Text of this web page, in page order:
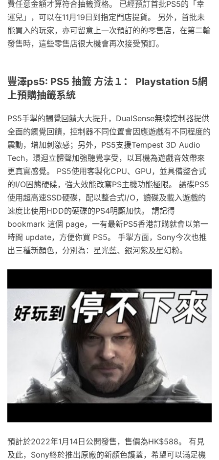
費任意金額才算符合抽籤資格。 已經預訂首批PS5的「幸
運兒」，可以在11月19日到指定門店提貨。 另外，首批未
能買入的玩家，亦可留意上一次預訂的的零售店，在第二輪
發售時，這些零售店很大機會再次接受預訂。
豐澤ps5: PS5 抽籤 方法１： Playstation 5網
上預購抽籤系統
PS5手掣的觸覺回饋大大提升，DualSense無線控制器提供
全面的觸覺回饋，控制器不同位置會因應遊戲有不同程度的
震動，增加刺激感；另外，PS5支援Tempest 3D Audio
Tech，環迴立體聲加強聽覺享受，以耳機為遊戲音效帶來
更真實感覺。 PS5使用客製化CPU、GPU，並具備整合式
的I/O固態硬碟，強大效能改寫PS主機功能極限。 讀碟PS5
使用超高速SSD硬碟，配以整合式I/O，讀碟及載入遊戲的
速度比使用HDD的硬碟的PS4明顯加快。 請記得
bookmark 這個 page，一有最新PS5香港訂購就會以第一
時間 update，方便你買 PS5。 手掣方面，Sony今次也推
出三種新顏色，分別為：星光藍、銀河紫及星幻粉。
預計於2022年1月14日公開發售，售價為HK$588。 有見
及此，Sony終於推出原廠的新顏色護蓋，希望可以滿足機